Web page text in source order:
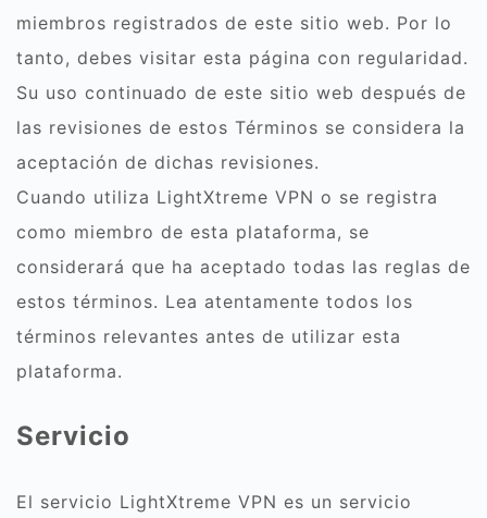
miembros registrados de este sitio web. Por lo
tanto, debes visitar esta página con regularidad.
Su uso continuado de este sitio web después de
las revisiones de estos Términos se considera la
aceptación de dichas revisiones.
Cuando utiliza LightXtreme VPN o se registra
como miembro de esta plataforma, se
considerará que ha aceptado todas las reglas de
estos términos. Lea atentamente todos los
términos relevantes antes de utilizar esta
plataforma.
Servicio
El servicio LightXtreme VPN es un servicio